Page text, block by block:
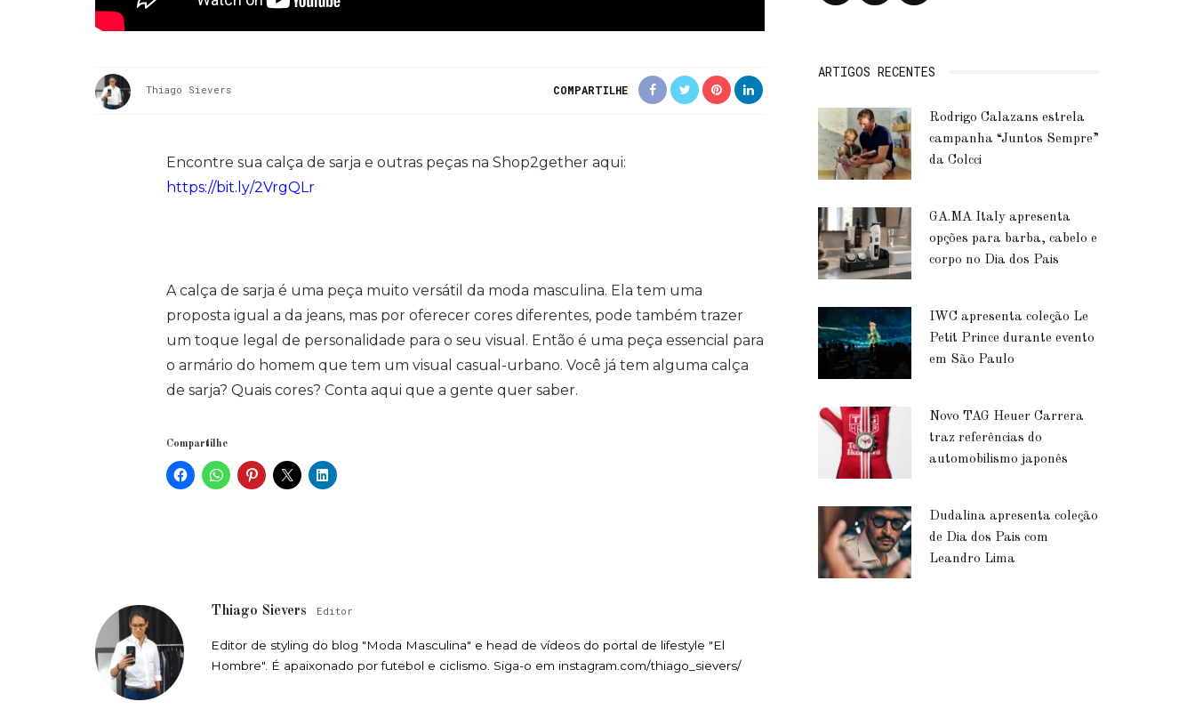
Thiago Sievers COMPARTILHE
Encontre sua calça de sarja e outras peças na Shop2gether aqui:
https://bit.ly/2VrgQLr
A calça de sarja é uma peça muito versátil da moda masculina. Ela tem uma
proposta igual a da jeans, mas por oferecer cores diferentes, pode também trazer
um toque legal de personalidade para o seu visual. Então é uma peça essencial para
o armário do homem que tem um visual casual-urbano. Você já tem alguma calça
de sarja? Quais cores? Conta aqui que a gente quer saber.
Compartilhe
Thiago Sievers Editor
Editor de styling do blog "Moda Masculina" e head de vídeos do portal de lifestyle "El
Hombre". É apaixonado por futebol e ciclismo. Siga-o em instagram.com/thiago_sievers/
ARTIGOS RECENTES
Rodrigo Calazans estrela
campanha “Juntos Sempre”
da Colcci
GA.MA Italy apresenta
opções para barba, cabelo e
corpo no Dia dos Pais
IWC apresenta coleção Le
Petit Prince durante evento
em São Paulo
Novo TAG Heuer Carrera
traz referências do
automobilismo japonês
Dudalina apresenta coleção
de Dia dos Pais com
Leandro Lima